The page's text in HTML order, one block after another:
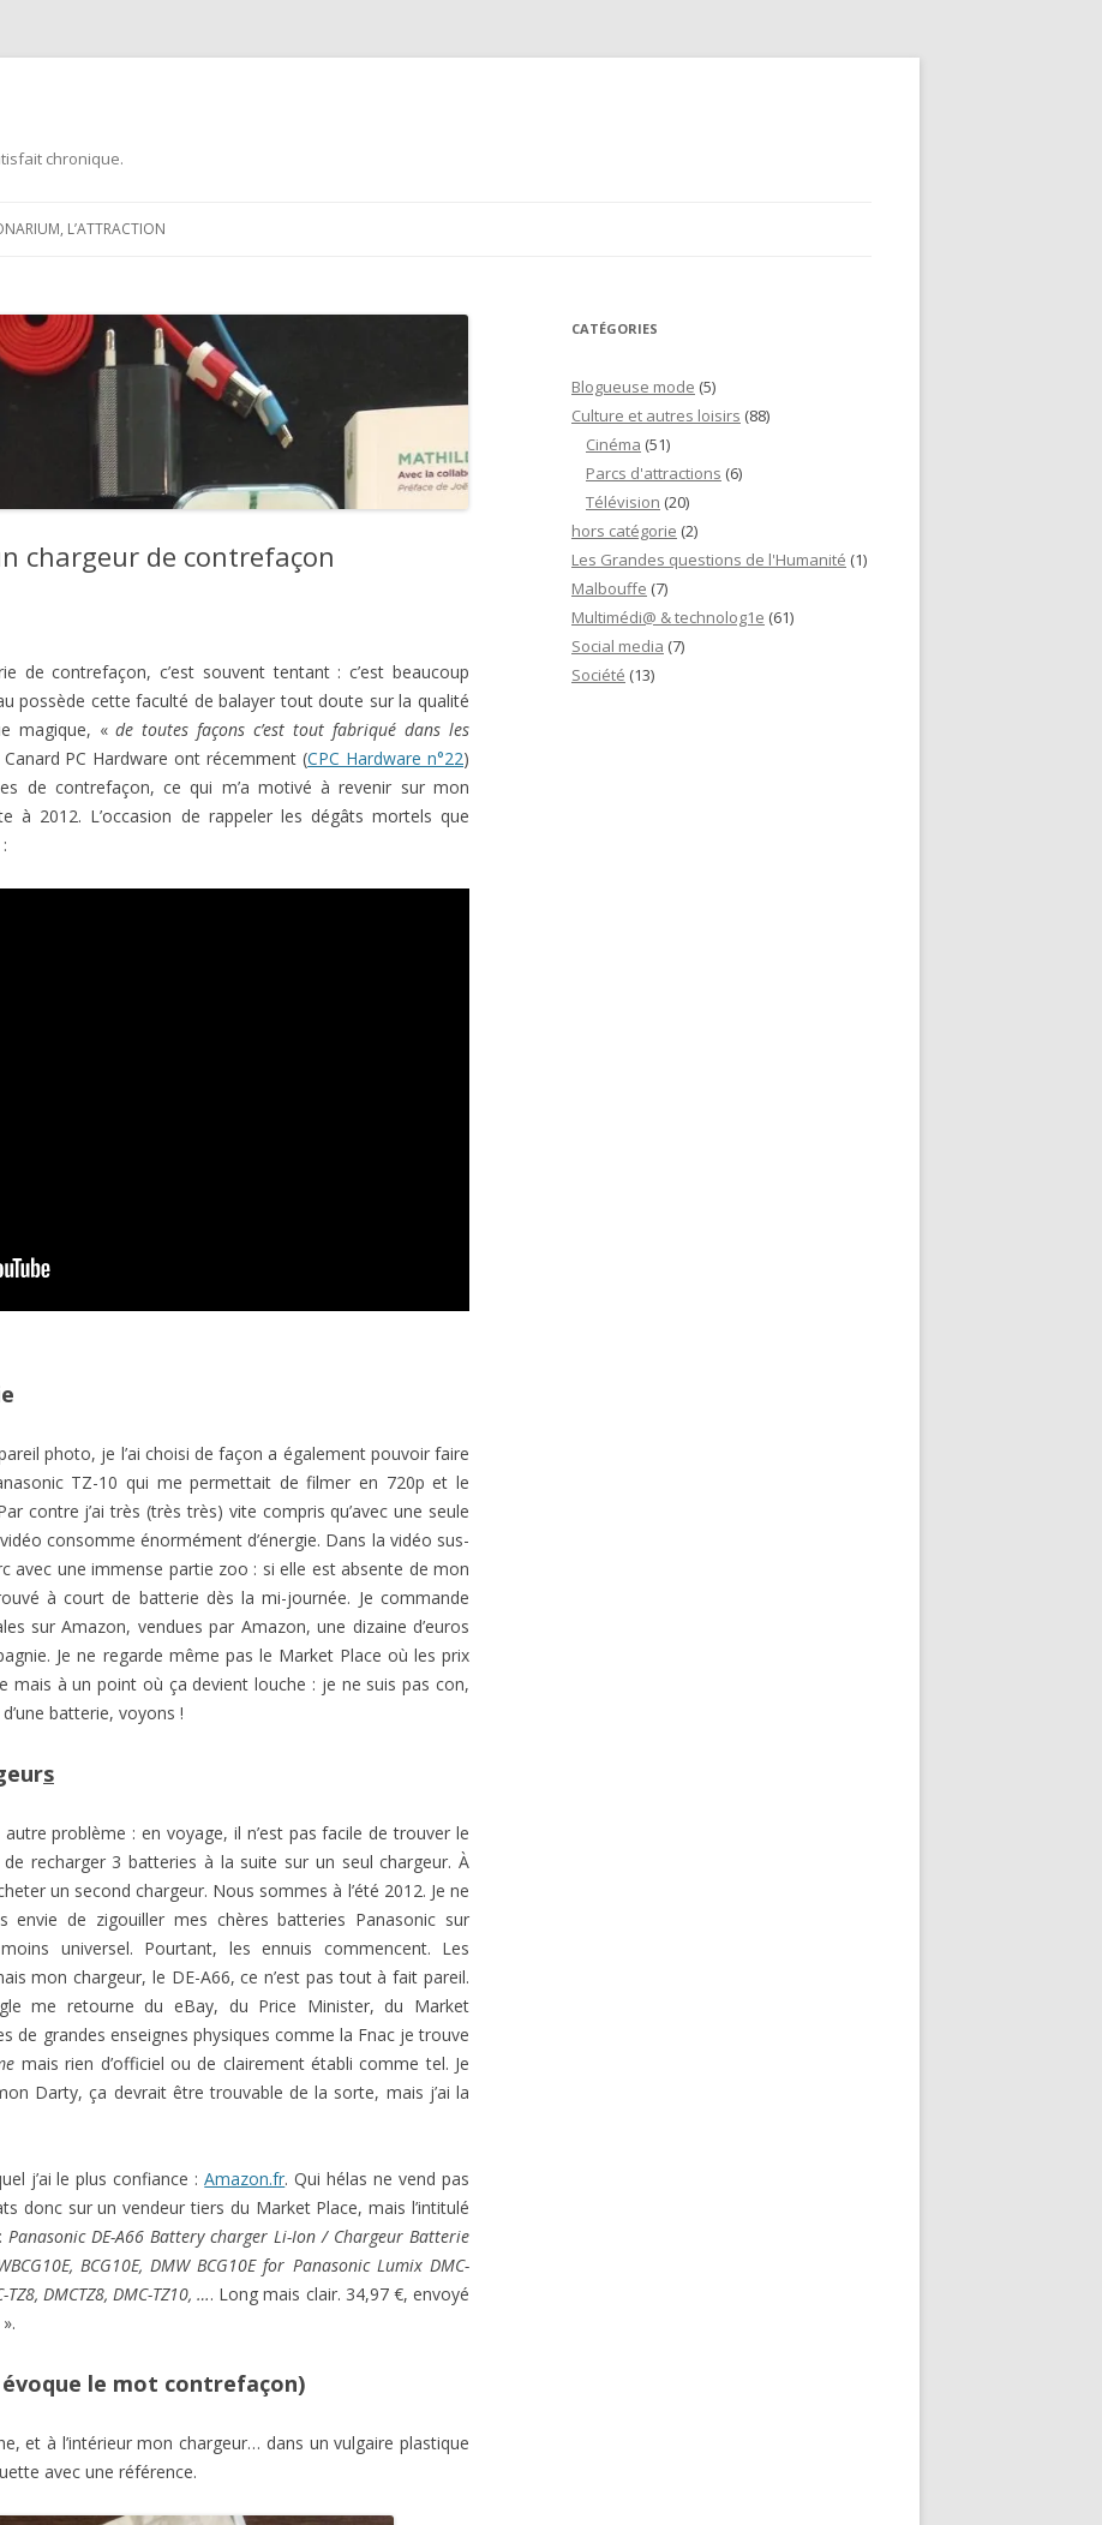
chronique.
L’ATTRACTION
chargeur de contrefaçon
de contrefaçon, c’est souvent tentant : c’est beaucoup
possède cette faculté de balayer tout doute sur la qualité
magique, «de toutes façons c’est tout fabriqué dans les
PC Hardware ont récemment (CPC Hardware n°22)
de contrefaçon, ce qui m’a motivé à revenir sur mon
à 2012. L’occasion de rappeler les dégâts mortels que
photo, je l’ai choisi de façon a également pouvoir faire
TZ-10 qui me permettait de filmer en 720p et le
contre j’ai très (très très) vite compris qu’avec une seule
consomme énormément d’énergie. Dans la vidéo sus-
avec une immense partie zoo : si elle est absente de mon
à court de batterie dès la mi-journée. Je commande
sur Amazon, vendues par Amazon, une dizaine d’euros
Je ne regarde même pas le Market Place où les prix
mais à un point où ça devient louche : je ne suis pas con,
batterie, voyons !
s
problème : en voyage, il n’est pas facile de trouver le
recharger 3 batteries à la suite sur un seul chargeur. À
un second chargeur. Nous sommes à l’été 2012. Je ne
envie de zigouiller mes chères batteries Panasonic sur
universel. Pourtant, les ennuis commencent. Les
mon chargeur, le DE-A66, ce n’est pas tout à fait pareil.
me retourne du eBay, du Price Minister, du Market
de grandes enseignes physiques comme la Fnac je trouve
mais rien d’officiel ou de clairement établi comme tel. Je
Darty, ça devrait être trouvable de la sorte, mais j’ai la
j’ai le plus confiance :Amazon.fr. Qui hélas ne vend pas
donc sur un vendeur tiers du Market Place, mais l’intitulé
Panasonic DE-A66 Battery charger Li-Ion / Chargeur Batterie
BCG10E, DMW BCG10E for Panasonic Lumix DMC-
TZ8, DMCTZ8, DMC-TZ10, …. Long mais clair. 34,97 €, envoyé
évoque le mot contrefaçon)
et à l’intérieur mon chargeur… dans un vulgaire plastique
avec une référence.
CATÉGORIES
Blogueuse mode (5)
Culture et autres loisirs (88)
Cinéma (51)
Parcs d'attractions (6)
Télévision (20)
hors catégorie (2)
Les Grandes questions de l'Humanité (1)
Malbouffe (7)
Multimédi@ & technolog1e (61)
Social media (7)
Société (13)